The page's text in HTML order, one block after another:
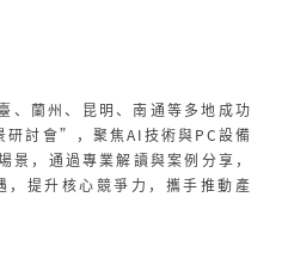
、蘭州、昆明、南通等多地成功
討會”，聚焦AI技術與PC設備
景，通過專業解讀與案例分享，
提升核心競爭力，攜手推動產